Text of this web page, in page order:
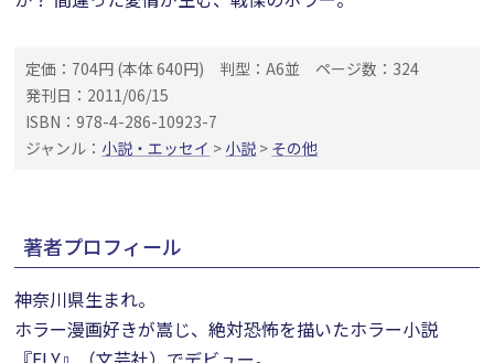
定価：704円 (本体 640円) 判型：A6並
ページ数：324
発刊日：2011/06/15
ISBN：978-4-286-10923-7
ジャンル： 小説・エッセイ > 小説 > その他
著者プロフィール
神奈川県生まれ。
ホラー漫画好きが嵩じ、絶対恐怖を描いたホラー小説